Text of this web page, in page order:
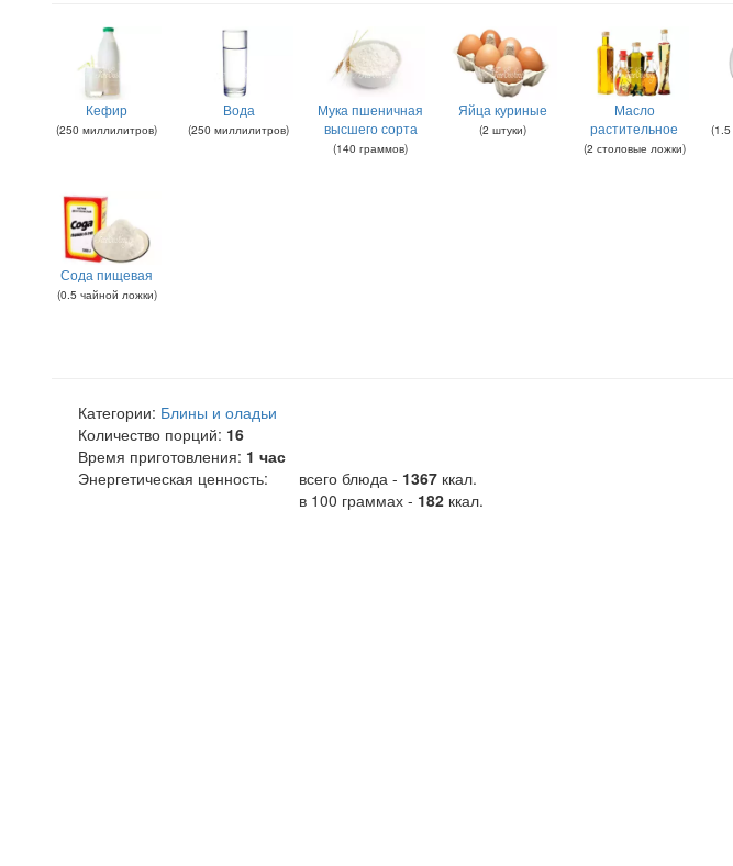
Кефир
(250 миллилитров)
Вода
(250 миллилитров)
Мука пшеничная
высшего сорта
(140 граммов)
Яйца куриные
(2 штуки)
Масло
растительное
(2 столовые ложки)
(1.5
Сода пищевая
(0.5 чайной ложки)
Категории: Блины и оладьи
Количество порций: 16
Время приготовления: 1 час
Энергетическая ценность:
всего блюда - 1367 ккал.
в 100 граммах - 182 ккал.